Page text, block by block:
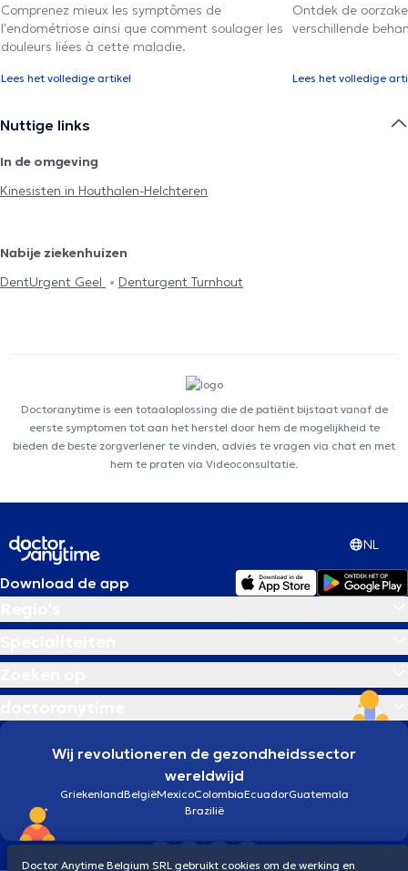
Comprenez mieux les symptômes de
l'endométriose ainsi que comment soulager les
douleurs liées à cette maladie.
Lees het volledige artikel
Ontdek de
verschillende
Lees het volledige
Nuttige links
In de omgeving
Kinesisten in Houthalen-Helchteren
Nabije ziekenhuizen
DentUrgent Geel
Denturgent Turnhout
Doctoranytime is een totaaloplossing die de patiënt bijstaat vanaf de
eerste symptomen tot aan het herstel door hem de mogelijkheid te
bieden de beste zorgverlener te vinden, advies te vragen via chat en met
hem te praten via Videoconsultatie.
NL
Download de app
Wij revolutioneren de gezondheidssector
wereldwijd
GriekenlandBelgiëMexicoColombiaEcuadorGuatemala
Brazilië
Doctor Anytime Belgium SRL gebruikt cookies om de werking en